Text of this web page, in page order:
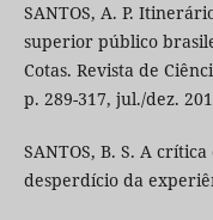
SANTOS, A. P.
superior público
Cotas. Revista de
p. 289-317, jul./dez.
SANTOS, B. S. A
desperdício da